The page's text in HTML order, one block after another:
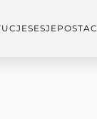
SESJE